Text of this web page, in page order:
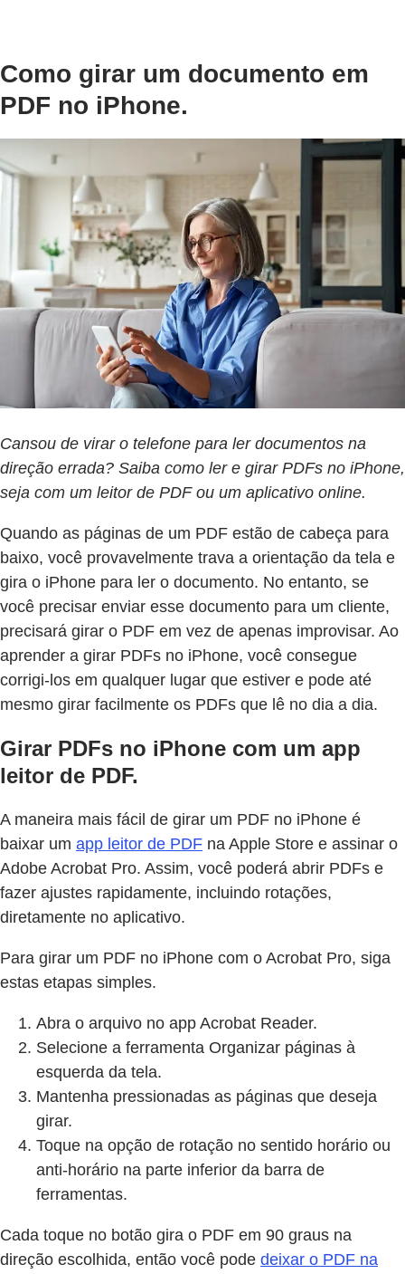
Como girar um documento em
PDF no iPhone.
Cansou de virar o telefone para ler documentos na
direção errada? Saiba como ler e girar PDFs no iPhone,
seja com um leitor de PDF ou um aplicativo online.
Quando as páginas de um PDF estão de cabeça para
baixo, você provavelmente trava a orientação da tela e
gira o iPhone para ler o documento. No entanto, se
você precisar enviar esse documento para um cliente,
precisará girar o PDF em vez de apenas improvisar. Ao
aprender a girar PDFs no iPhone, você consegue
corrigi-los em qualquer lugar que estiver e pode até
mesmo girar facilmente os PDFs que lê no dia a dia.
Girar PDFs no iPhone com um app
leitor de PDF.
A maneira mais fácil de girar um PDF no iPhone é
baixar um app leitor de PDF na Apple Store e assinar o
Adobe Acrobat Pro. Assim, você poderá abrir PDFs e
fazer ajustes rapidamente, incluindo rotações,
diretamente no aplicativo.
Para girar um PDF no iPhone com o Acrobat Pro, siga
estas etapas simples.
Abra o arquivo no app Acrobat Reader.
Selecione a ferramenta Organizar páginas à
esquerda da tela.
Mantenha pressionadas as páginas que deseja
girar.
Toque na opção de rotação no sentido horário ou
anti-horário na parte inferior da barra de
ferramentas.
Cada toque no botão gira o PDF em 90 graus na
direção escolhida, então você pode deixar o PDF na